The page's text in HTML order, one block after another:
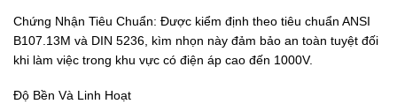
Chứng Nhận Tiêu Chuẩn: Được kiểm định theo tiêu chuẩn ANSI
B107.13M và DIN 5236, kìm nhọn này đảm bảo an toàn tuyệt đối
khi làm việc trong khu vực có điện áp cao đến 1000V.
Độ Bền Và Linh Hoạt